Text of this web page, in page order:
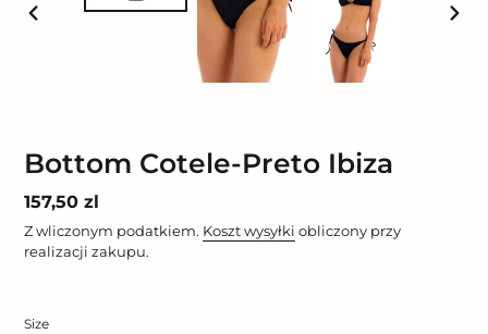
Bottom Cotele-Preto Ibiza
Cena
regularna
157,50 zl
Z wliczonym podatkiem. Koszt wysyłki obliczony przy
realizacji zakupu.
Size